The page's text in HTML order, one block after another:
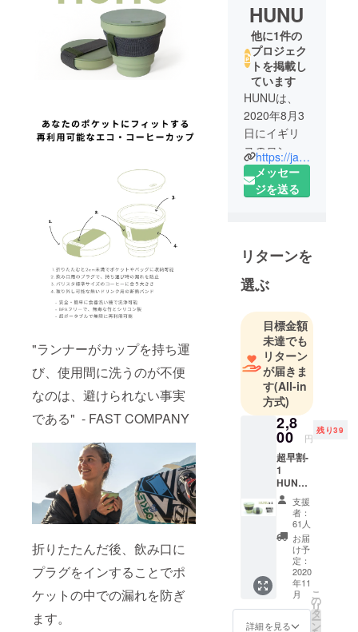
"ランナーがカップを持ち運
び、使用間に洗うのが不便
なのは、避けられない事実
である" - FAST COMPANY
折りたたんだ後、飲み口に
プラグをインすることでポ
ケットの中での漏れを防ぎ
ます。
HUNU
他に1件の
プロジェク
トを掲載し
ています
HUNUは、
2020年8月3
日にイギリ
スのロンド
ンで、Vince
Dickson と
たモデルの
Megan
Williamsに
よって設立
されたス
タートアッ
プ企業で
す。使い捨
てのプラス
チックを代
替する、便
利で再利用
可能な製品
を開発及び
提供してお
ります。
https://japan.wearehunu.com
メッセー
ジを送る
リターンを
選ぶ
目標金額
未達でも
リターン
が届きま
す(All-in
方式)
2,8
00 円
残り39
超早割-
1
HUNU
20%OF
F 【先
着100個
限定】
4色より
お好き
な色を
お選び
くださ
い。 こ
ちらの
支援
者：
61人
お届
け予
定：
2020
年11
月
詳細を見る
こ
の
リ
タ
ー
ン